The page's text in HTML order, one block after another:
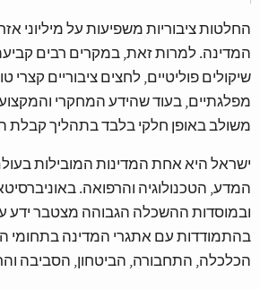
החלטות ציבוריות משפיעות על מיליוני
המדינה. למרות זאת, במקרים רבים
שיקולים פוליטיים, לחצים ציבוריים קצרי
מפלגתיים, בעוד שהידע המחקרי
משולב באופן חלקי בלבד בתהליך קבלת
ישראל היא אחת המדינות המובילות
המדע, הטכנולוגיה והרפואה.
ובמוסדות ההשכלה הגבוהה מצטבר ידע
בהתמודדות עם אתגרי המדינה בתחומי
הכלכלה, התחבורה, הביטחון, הסביבה